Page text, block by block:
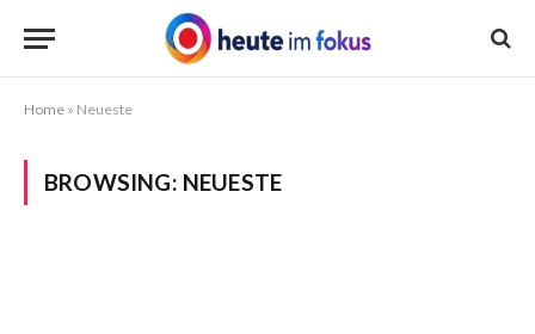
Home » Neueste
BROWSING: NEUESTE